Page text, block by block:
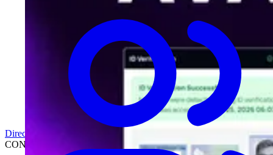
Direction
CONCESSIONNAIRES